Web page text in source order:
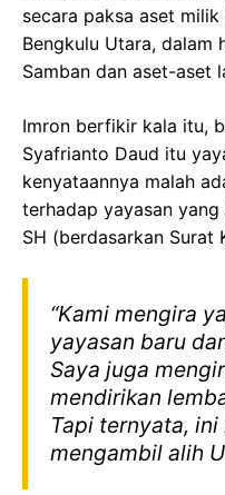
secara paksa aset milik
Bengkulu Utara, dalam
Samban dan aset-aset
Imron berfikir kala itu,
Syafrianto Daud itu
kenyataannya malah
terhadap yayasan
SH (berdasarkan Surat
“Kami mengira
yayasan baru
Saya juga
mendirikan
Tapi ternyata, ini
mengambil alih